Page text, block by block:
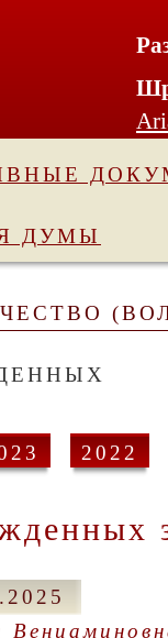
ДУМЫ
2022